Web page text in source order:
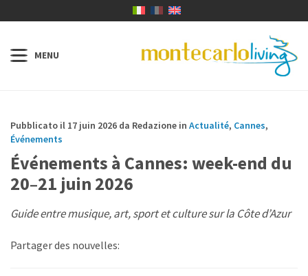
Pubblicato il 17 juin 2026 da Redazione in Actualité, Cannes,
Événements
Événements à Cannes: week-end du
20–21 juin 2026
Guide entre musique, art, sport et culture sur la Côte d’Azur
Partager des nouvelles: